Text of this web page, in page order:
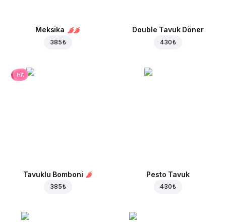
Meksika
385 ₺
Double Tavuk Döner
430 ₺
hit
Tavuklu Bomboni
385 ₺
Pesto Tavuk
430 ₺